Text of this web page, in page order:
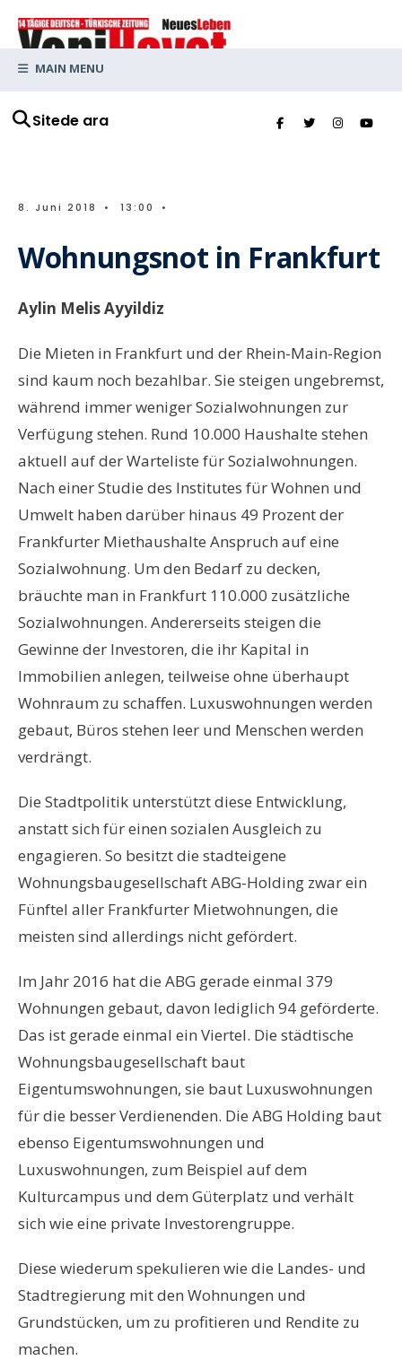
Sitede ara
MAIN MENU
8. Juni 2018 • 13:00 •
Wohnungsnot in Frankfurt
Aylin Melis Ayyildiz
Die Mieten in Frankfurt und der Rhein-Main-Region
sind kaum noch bezahlbar. Sie steigen ungebremst,
während immer weniger Sozialwohnungen zur
Verfügung stehen. Rund 10.000 Haushalte stehen
aktuell auf der Warteliste für Sozialwohnungen.
Nach einer Studie des Institutes für Wohnen und
Umwelt haben darüber hinaus 49 Prozent der
Frankfurter Miethaushalte Anspruch auf eine
Sozialwohnung. Um den Bedarf zu decken,
bräuchte man in Frankfurt 110.000 zusätzliche
Sozialwohnungen. Andererseits steigen die
Gewinne der Investoren, die ihr Kapital in
Immobilien anlegen, teilweise ohne überhaupt
Wohnraum zu schaffen. Luxuswohnungen werden
gebaut, Büros stehen leer und Menschen werden
verdrängt.
Die Stadtpolitik unterstützt diese Entwicklung,
anstatt sich für einen sozialen Ausgleich zu
engagieren. So besitzt die stadteigene
Wohnungsbaugesellschaft ABG-Holding zwar ein
Fünftel aller Frankfurter Mietwohnungen, die
meisten sind allerdings nicht gefördert.
Im Jahr 2016 hat die ABG gerade einmal 379
Wohnungen gebaut, davon lediglich 94 geförderte.
Das ist gerade einmal ein Viertel. Die städtische
Wohnungsbaugesellschaft baut
Eigentumswohnungen, sie baut Luxuswohnungen
für die besser Verdienenden. Die ABG Holding baut
ebenso Eigentumswohnungen und
Luxuswohnungen, zum Beispiel auf dem
Kulturcampus und dem Güterplatz und verhält
sich wie eine private Investorengruppe.
Diese wiederum spekulieren wie die Landes- und
Stadtregierung mit den Wohnungen und
Grundstücken, um zu profitieren und Rendite zu
machen.